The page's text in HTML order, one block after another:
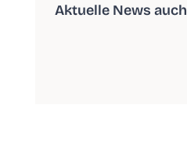
Aktu­el­le News